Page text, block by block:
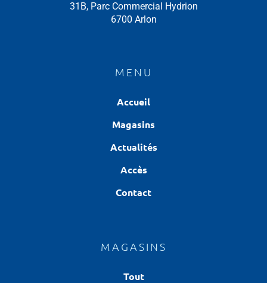
31B, Parc Commercial Hydrion
6700 Arlon
MENU
Accueil
Magasins
Actualités
Accès
Contact
MAGASINS
Tout